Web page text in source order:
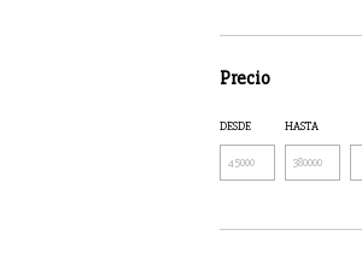
Precio
DESDE HASTA